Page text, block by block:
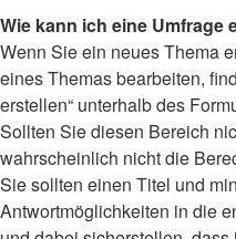
Wie kann ich eine Umfrage
Wenn Sie ein neues Thema
eines Themas bearbeiten,
erstellen“ unterhalb des
Sollten Sie diesen Bereich
wahrscheinlich nicht die
Sie sollten einen Titel und
Antwortmöglichkeiten in die